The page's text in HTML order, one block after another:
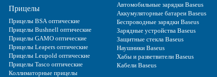
Прицелы
Прицелы BSA оптические
Прицелы Bushnell оптические
Прицелы GAMO оптические
Прицелы Leapers оптические
Прицелы Leupold оптические
Прицелы Tasco оптические
Коллиматорные прицелы
Автомобильные зарядки Baseus
Аккумуляторные батареи Baseus
Беспроводные зарядки Baseus
Зарядные устройства Baseus
Защитные стекла Baseus
Наушники Baseus
Хабы и разветвители Baseus
Кабели Baseus